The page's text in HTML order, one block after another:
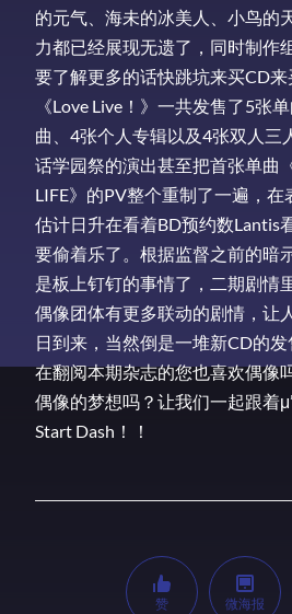
的元气、海未的冰美人、小鸟的
力都已经展现无遗了，同时制作
要了解更多的话快跳坑来买CD
《Love Live！》一共发售了5张
曲、4张个人专辑以及4张双人三
话学园祭的演出甚至把首张单曲
LIFE》的PV整个重制了一遍，
估计日升在看着BD预约数Lantis
要偷着乐了。根据监督之前的暗
是板上钉钉的事情了，二期剧情
偶像团体有更多联动的剧情，让
日到来，当然倒是一堆新CD的发
在翻阅本期杂志的您也喜欢偶像
偶像的梦想吗？让我们一起跟着
Start Dash！！
赞 微海报